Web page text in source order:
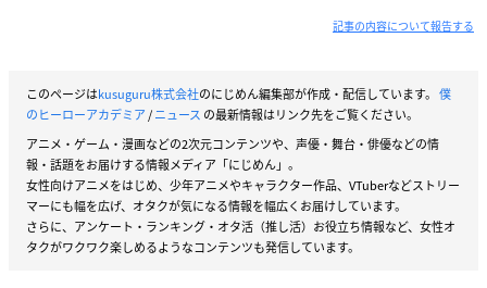
記事の内容について報告する
このページはkusuguru株式会社のにじめん編集部が作成・配信しています。 僕
のヒーローアカデミア/ニュース の最新情報はリンク先をご覧ください。
アニメ・ゲーム・漫画などの2次元コンテンツや、声優・舞台・俳優などの情
報・話題をお届けする情報メディア「にじめん」。
女性向けアニメをはじめ、少年アニメやキャラクター作品、VTuberなどストリー
マーにも幅を広げ、オタクが気になる情報を幅広くお届けしています。
さらに、アンケート・ランキング・オタ活（推し活）お役立ち情報など、女性オ
タクがワクワク楽しめるようなコンテンツも発信しています。